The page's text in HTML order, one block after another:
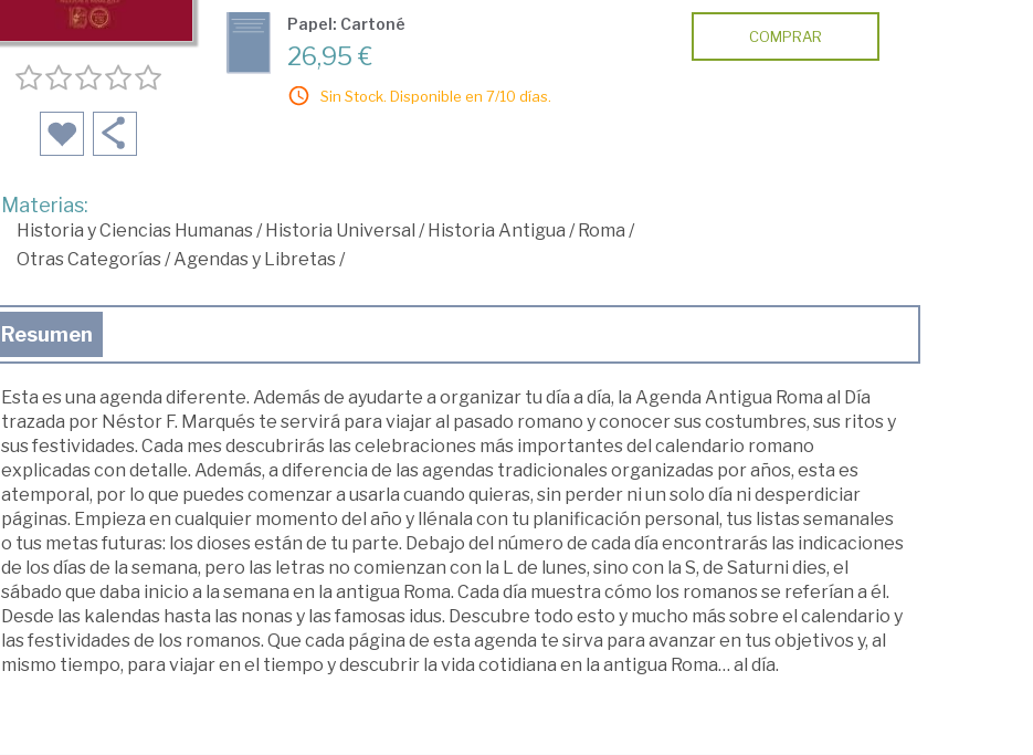
Papel: Cartoné
26,95 €
Sin Stock. Disponible en 7/10 días.
COMPRAR
Materias:
Historia y Ciencias Humanas/Historia Universal /Historia Antigua /Roma /
Otras Categorías/Agendas y Libretas/
Resumen
Esta es una agenda diferente. Además de ayudarte a organizar tu día a día, la Agenda Antigua Roma al Día
trazada por Néstor F. Marqués te servirá para viajar al pasado romano y conocer sus costumbres, sus ritos y
sus festividades. Cada mes descubrirás las celebraciones más importantes del calendario romano
explicadas con detalle. Además, a diferencia de las agendas tradicionales organizadas por años, esta es
atemporal, por lo que puedes comenzar a usarla cuando quieras, sin perder ni un solo día ni desperdiciar
páginas. Empieza en cualquier momento del año y llénala con tu planificación personal, tus listas semanales
o tus metas futuras: los dioses están de tu parte. Debajo del número de cada día encontrarás las indicaciones
de los días de la semana, pero las letras no comienzan con la L de lunes, sino con la S, de Saturni dies, el
sábado que daba inicio a la semana en la antigua Roma. Cada día muestra cómo los romanos se referían a él.
Desde las kalendas hasta las nonas y las famosas idus. Descubre todo esto y mucho más sobre el calendario y
las festividades de los romanos. Que cada página de esta agenda te sirva para avanzar en tus objetivos y, al
mismo tiempo, para viajar en el tiempo y descubrir la vida cotidiana en la antigua Roma… al día.